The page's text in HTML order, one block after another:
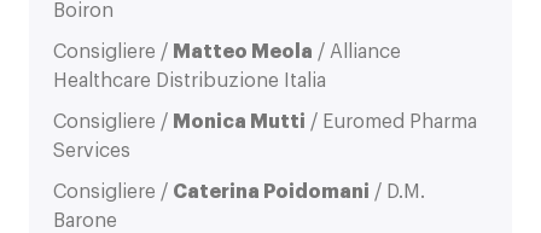
Boiron
Consigliere / Matteo Meola / Alliance
Healthcare Distribuzione Italia
Consigliere / Monica Mutti / Euromed Pharma
Services
Consigliere / Caterina Poidomani / D.M.
Barone